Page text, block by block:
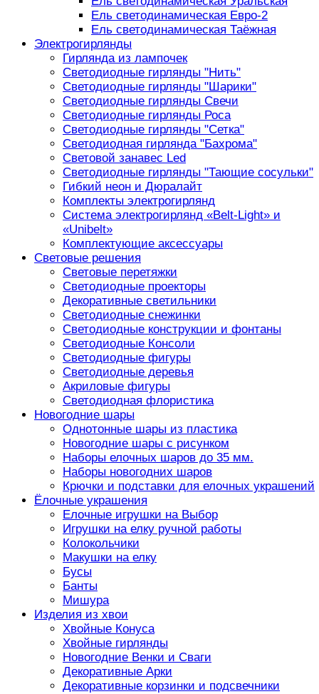
Ель светодинамическая Евро-2
Ель светодинамическая Таёжная
Электрогирлянды
Гирлянда из лампочек
Светодиодные гирлянды "Нить"
Светодиодные гирлянды "Шарики"
Светодиодные гирлянды Свечи
Светодиодные гирлянды Роса
Светодиодные гирлянды "Сетка"
Светодиодная гирлянда "Бахрома"
Световой занавес Led
Светодиодные гирлянды "Тающие сосульки"
Гибкий неон и Дюралайт
Комплекты электрогирлянд
Система электрогирлянд «Belt-Light» и
«Unibelt»
Комплектующие аксессуары
Световые решения
Световые перетяжки
Светодиодные проекторы
Декоративные светильники
Светодиодные снежинки
Светодиодные конструкции и фонтаны
Светодиодные Консоли
Светодиодные фигуры
Светодиодные деревья
Акриловые фигуры
Светодиодная флористика
Новогодние шары
Однотонные шары из пластика
Новогодние шары с рисунком
Наборы елочных шаров до 35 мм.
Наборы новогодних шаров
Крючки и подставки для елочных украшений
Ёлочные украшения
Елочные игрушки на Выбор
Игрушки на елку ручной работы
Колокольчики
Макушки на елку
Бусы
Банты
Мишура
Изделия из хвои
Хвойные Конуса
Хвойные гирлянды
Новогодние Венки и Сваги
Декоративные Арки
Декоративные корзинки и подсвечники